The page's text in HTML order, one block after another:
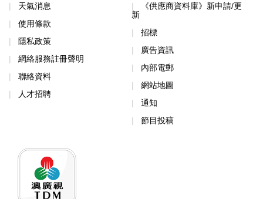
天氣消息
使用條款
隱私政策
網絡服務註冊聲明
聯絡資料
人才招聘
《供應商資料庫》新申請/更
新
招標
廣告資訊
內部電郵
網站地圖
通知
節目投稿